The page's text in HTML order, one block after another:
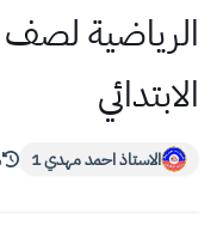
الرياضية لصف
الابتدائي
الاستاذ احمد مهدي 1